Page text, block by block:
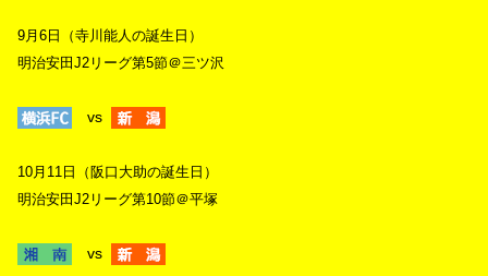
9月6日（寺川能人の誕生日）
明治安田J2リーグ第5節＠三ツ沢
vs
10月11日（阪口大助の誕生日）
明治安田J2リーグ第10節＠平塚
vs